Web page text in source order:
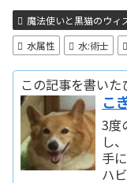
魔法使いと黒猫のウィ
水属性
水:術士
この記事を書いた
こ
3度
し
手
ハ